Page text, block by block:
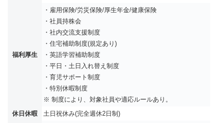
福利厚生
・雇用保険/労災保険/厚生年金/健康保険
・社員持株会
・社内交流支援制度
・住宅補助制度(規定あり)
・英語学習補助制度
・平日・土日入れ替え制度
・育児サポート制度
・特別休暇制度
※ 制度により、対象社員や適応ルールあり。
休日休暇
土日祝休み(完全週休2日制)